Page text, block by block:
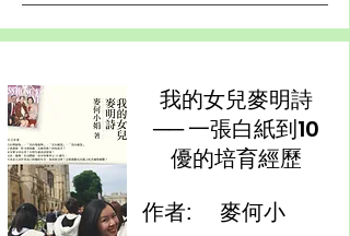
我的女兒麥明詩
── 一張白紙到10
優的培育經歷
作者:
麥何小